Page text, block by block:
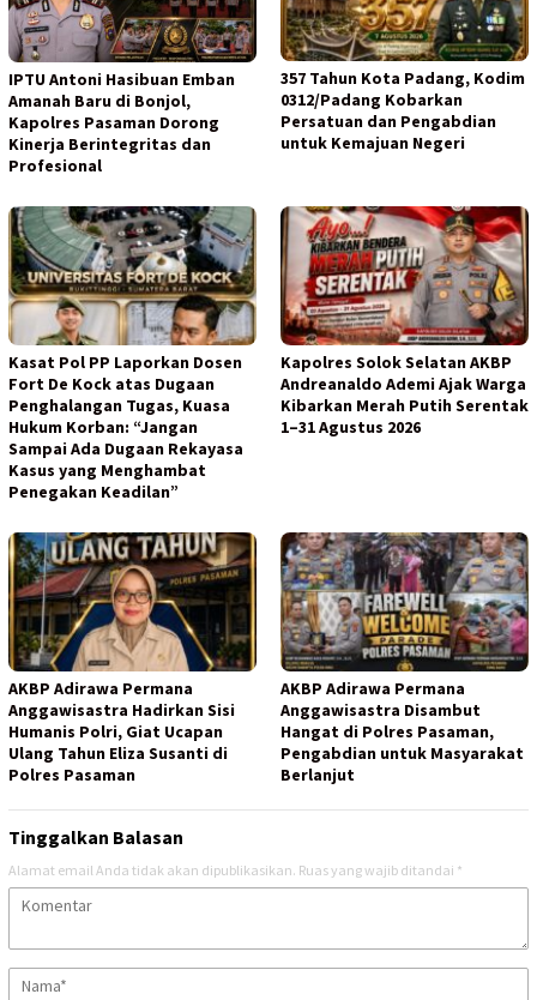
IPTU Antoni Hasibuan Emban
Amanah Baru di Bonjol,
Kapolres Pasaman Dorong
Kinerja Berintegritas dan
Profesional
357 Tahun Kota Padang, Kodim
0312/Padang Kobarkan
Persatuan dan Pengabdian
untuk Kemajuan Negeri
Kasat Pol PP Laporkan Dosen
Fort De Kock atas Dugaan
Penghalangan Tugas, Kuasa
Hukum Korban: “Jangan
Sampai Ada Dugaan Rekayasa
Kasus yang Menghambat
Penegakan Keadilan”
Kapolres Solok Selatan AKBP
Andreanaldo Ademi Ajak Warga
Kibarkan Merah Putih Serentak
1–31 Agustus 2026
AKBP Adirawa Permana
Anggawisastra Hadirkan Sisi
Humanis Polri, Giat Ucapan
Ulang Tahun Eliza Susanti di
Polres Pasaman
AKBP Adirawa Permana
Anggawisastra Disambut
Hangat di Polres Pasaman,
Pengabdian untuk Masyarakat
Berlanjut
Tinggalkan Balasan
Alamat email Anda tidak akan dipublikasikan. Ruas yang wajib ditandai *